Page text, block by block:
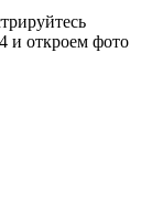
и откроем фото